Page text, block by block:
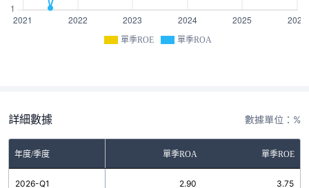
單季ROE 單季ROA
詳細數據 數據單位：%
年度/季度 單季ROA 單季ROE
2026-Q1 2.90 3.75